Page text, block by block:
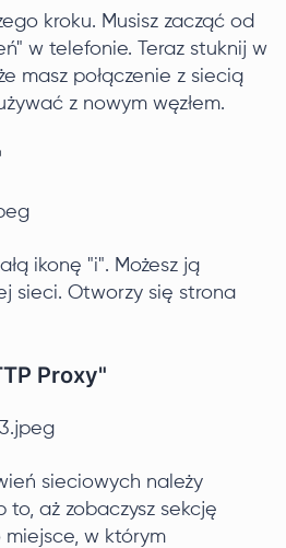
kroku. Musisz zacząć od
w telefonie. Teraz stuknij w
masz połączenie z siecią
z nowym węzłem.
ikonę "i". Możesz ją
sieci. Otworzy się strona
Proxy"
sieciowych należy
to, aż zobaczysz sekcję
miejsce, w którym